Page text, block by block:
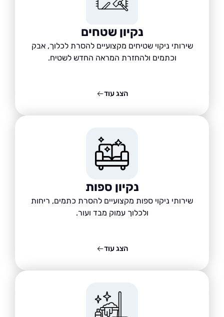
נקיון שטחים
שירותי ניקוי שטיחים מקצועיים להסרת לכלוך, אבק
וכתמים ולהחזרת המראה החדש לשטיח.
נקיון ספות
שירותי ניקוי ספות מקצועיים להסרת כתמים, ריחות
ולכלוך עמוק מבד ועור.